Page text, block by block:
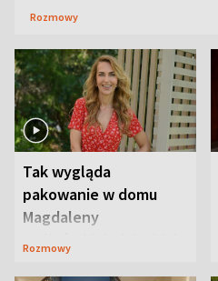
Rozmowy
Tak wygląda
pakowanie w domu
Magdaleny
Waligórskiej-Lisieckiej.
Rozmowy